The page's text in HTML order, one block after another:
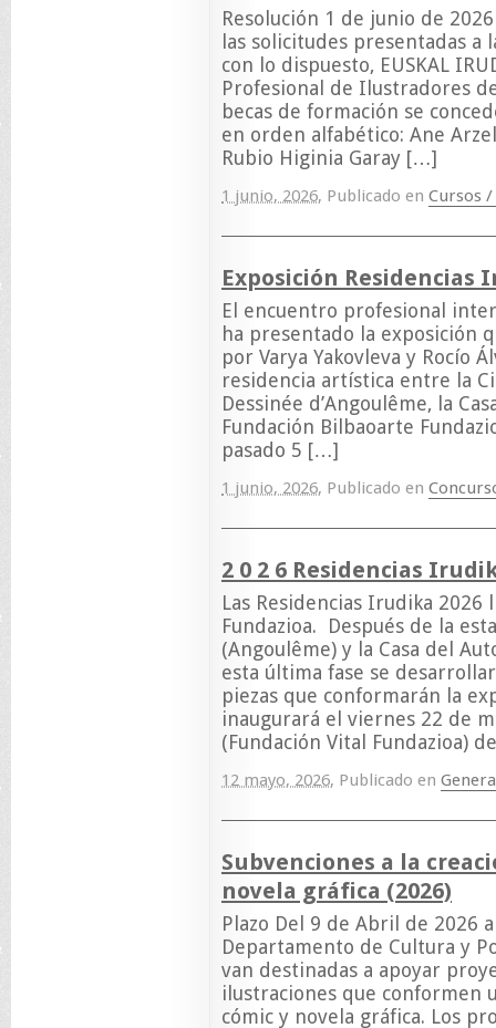
Resolución 1 de junio de
las solicitudes presentadas a
con lo dispuesto, EUSKAL
Profesional de Ilustradores
becas de formación se
en orden alfabético: Ane
Rubio Higinia Garay […]
1 junio, 2026, Publicado en Cursos
Exposición Residencias
El encuentro profesional
ha presentado la exposición
por Varya Yakovleva y Rocío
residencia artística entre la
Dessinée d’Angoulême, la
Fundación Bilbaoarte
pasado 5 […]
1 junio, 2026, Publicado en
2 0 2 6 Residencias
Las Residencias Irudika
Fundazioa. Después de la
(Angoulême) y la Casa del
esta última fase se
piezas que conformarán la
inaugurará el viernes 22 de
(Fundación Vital Fundazioa)
12 mayo, 2026, Publicado en
Subvenciones a la
novela gráfica (2026)
Plazo Del 9 de Abril de 2026
Departamento de Cultura y
van destinadas a apoyar
ilustraciones que conformen
cómic y novela gráfica. Los